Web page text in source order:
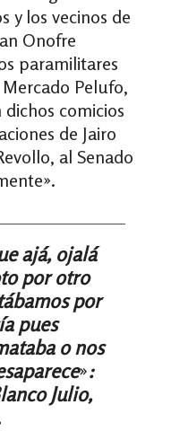
y los vecinos de
Onofre
paramilitares
Pelufo,
comicios
de Jairo
al Senado
».
ajá, ojalá
por otro
por
pues
o nos
»:
Julio,